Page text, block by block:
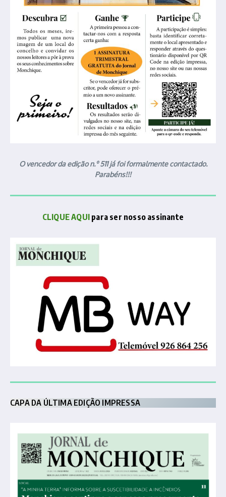
O vencedor da edição n.º 511 já foi formalmente contactado.
Parabéns!!!
CLIQUE AQUI para ser nosso assinante
CAPA DA ÚLTIMA EDIÇÃO IMPRESSA